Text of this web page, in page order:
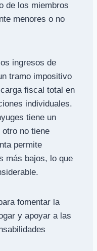
de los miembros
menores o no
ingresos de
tramo impositivo
fiscal total en
individuales.
tiene un
otro no tiene
permite
más bajos, lo que
fomentar la
y apoyar a las